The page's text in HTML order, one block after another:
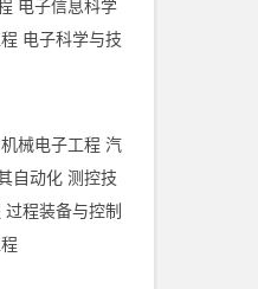
电子信息科学
电子科学与技
机械电子工程 汽
自动化 测控技
过程装备与控制